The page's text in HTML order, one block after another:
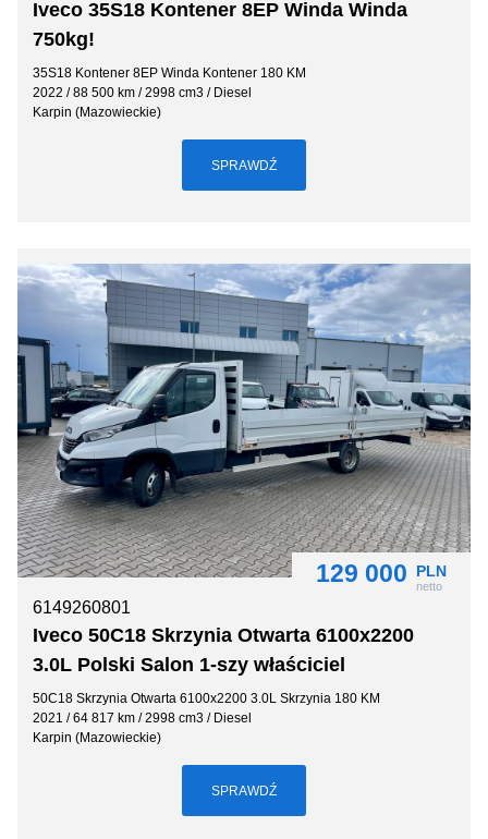
Iveco 35S18 Kontener 8EP Winda Winda
750kg!
35S18 Kontener 8EP Winda Kontener 180 KM
2022 / 88 500 km / 2998 cm3 / Diesel
Karpin (Mazowieckie)
SPRAWDŹ
129 000 PLN
netto
6149260801
Iveco 50C18 Skrzynia Otwarta 6100x2200
3.0L Polski Salon 1-szy właściciel
50C18 Skrzynia Otwarta 6100x2200 3.0L Skrzynia 180 KM
2021 / 64 817 km / 2998 cm3 / Diesel
Karpin (Mazowieckie)
SPRAWDŹ